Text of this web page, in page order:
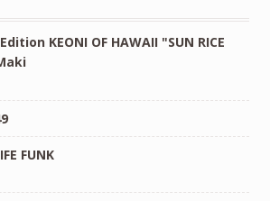
KEONI OF HAWAII "SUN RICE
FUNK